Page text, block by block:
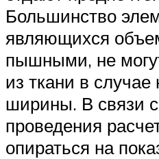
Большинство
являющихся
пышными, не
из ткани в случае
ширины. В связи
проведения
опираться на